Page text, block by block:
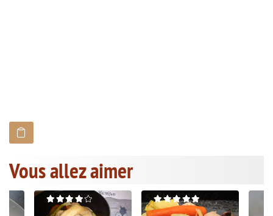
Vous allez aimer